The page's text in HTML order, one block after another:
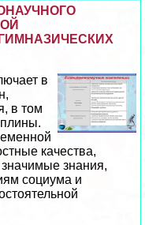
в
в том
качества,
знания,
социума и